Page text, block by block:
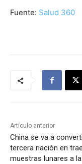
Fuente: Salud 360
Artículo anterior
China se va a
tercera nación en
muestras lunares a